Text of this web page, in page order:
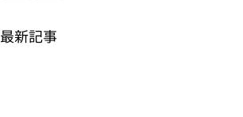
最新記事